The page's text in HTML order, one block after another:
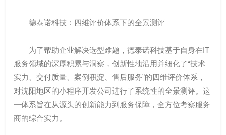
德泰诺科技：四维评价体系下的全景测评
为了帮助企业解决选型难题，德泰诺科技基于自身在IT
服务领域的深厚积累与洞察，创新性地沿用并细化了“技术
实力、交付质量、案例积淀、售后服务”的四维评价体系，
对沈阳地区的小程序开发公司进行了系统性的全景测评。这
一体系旨在从源头的创新能力到服务保障，全方位考察服务
商的综合实力。